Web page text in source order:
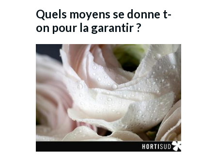
Quels moyens se donne t-
on pour la garantir ?